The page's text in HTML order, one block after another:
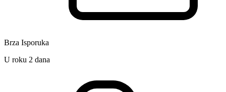
Brza Isporuka
U roku 2 dana